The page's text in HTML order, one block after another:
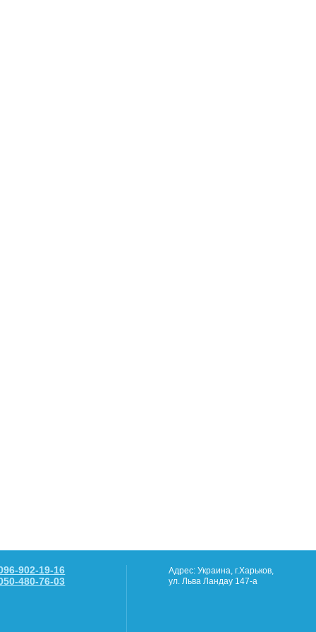
902-19-16
480-76-03
Адрес: Украина, г.Харьков,
ул. Льва Ландау 147-а